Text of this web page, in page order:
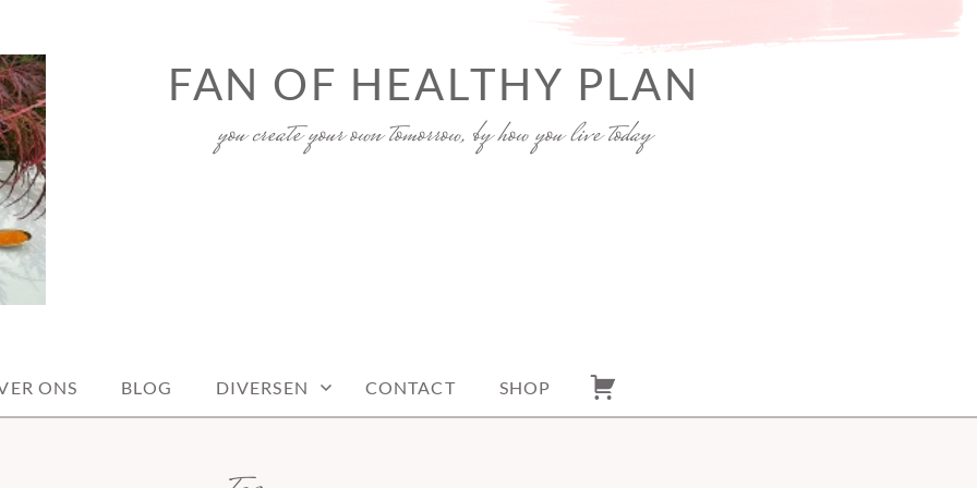
FAN OF HEALTHY PLAN
you create your own tomorrow, by how you live today
ONS BLOG DIVERSEN CONTACT SHOP